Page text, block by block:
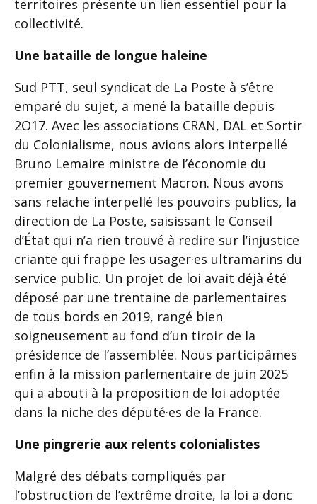
territoires présente un lien essentiel pour la
collectivité.
Une bataille de longue haleine
Sud PTT, seul syndicat de La Poste à s’être
emparé du sujet, a mené la bataille depuis
2O17. Avec les associations CRAN, DAL et Sortir
du Colonialisme, nous avions alors interpellé
Bruno Lemaire ministre de l’économie du
premier gouvernement Macron. Nous avons
sans relache interpellé les pouvoirs publics, la
direction de La Poste, saisissant le Conseil
d’État qui n’a rien trouvé à redire sur l’injustice
criante qui frappe les usager·es ultramarins du
service public. Un projet de loi avait déjà été
déposé par une trentaine de parlementaires
de tous bords en 2019, rangé bien
soigneusement au fond d’un tiroir de la
présidence de l’assemblée. Nous participâmes
enfin à la mission parlementaire de juin 2025
qui a abouti à la proposition de loi adoptée
dans la niche des député·es de la France.
Une pingrerie aux relents colonialistes
Malgré des débats compliqués par
l’obstruction de l’extrême droite, la loi a donc